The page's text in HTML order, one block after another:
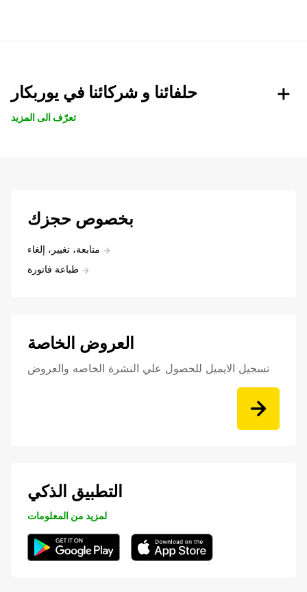
حلفائنا و شركائنا في يوربكار
تعرّف الى المزيد
بخصوص حجزك
متابعة، تغيير، إلغاء
طباعة فاتورة
العروض الخاصة
تسجيل الايميل للحصول علي النشرة الخاصه والعروض
التطبيق الذكي
لمزيد من المعلومات